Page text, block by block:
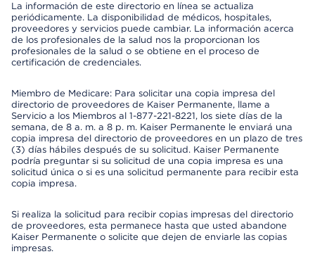
La información de este directorio en línea se actualiza
periódicamente. La disponibilidad de médicos, hospitales,
proveedores y servicios puede cambiar. La información acerca
de los profesionales de la salud nos la proporcionan los
profesionales de la salud o se obtiene en el proceso de
certificación de credenciales.
Miembro de Medicare: Para solicitar una copia impresa del
directorio de proveedores de Kaiser Permanente, llame a
Servicio a los Miembros al 1-877-221-8221, los siete días de la
semana, de 8 a. m. a 8 p. m. Kaiser Permanente le enviará una
copia impresa del directorio de proveedores en un plazo de tres
(3) días hábiles después de su solicitud. Kaiser Permanente
podría preguntar si su solicitud de una copia impresa es una
solicitud única o si es una solicitud permanente para recibir esta
copia impresa.
Si realiza la solicitud para recibir copias impresas del directorio
de proveedores, esta permanece hasta que usted abandone
Kaiser Permanente o solicite que dejen de enviarle las copias
impresas.